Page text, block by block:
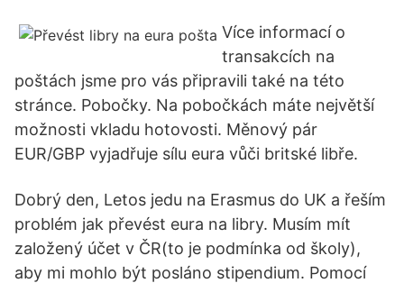
Více informací o
transakcích na
poštách jsme pro vás připravili také na této
stránce. Pobočky. Na pobočkách máte největší
možnosti vkladu hotovosti. Měnový pár
EUR/GBP vyjadřuje sílu eura vůči britské libře.
Dobrý den, Letos jedu na Erasmus do UK a řeším
problém jak převést eura na libry. Musím mít
založený účet v ČR(to je podmínka od školy),
aby mi mohlo být posláno stipendium. Pomocí